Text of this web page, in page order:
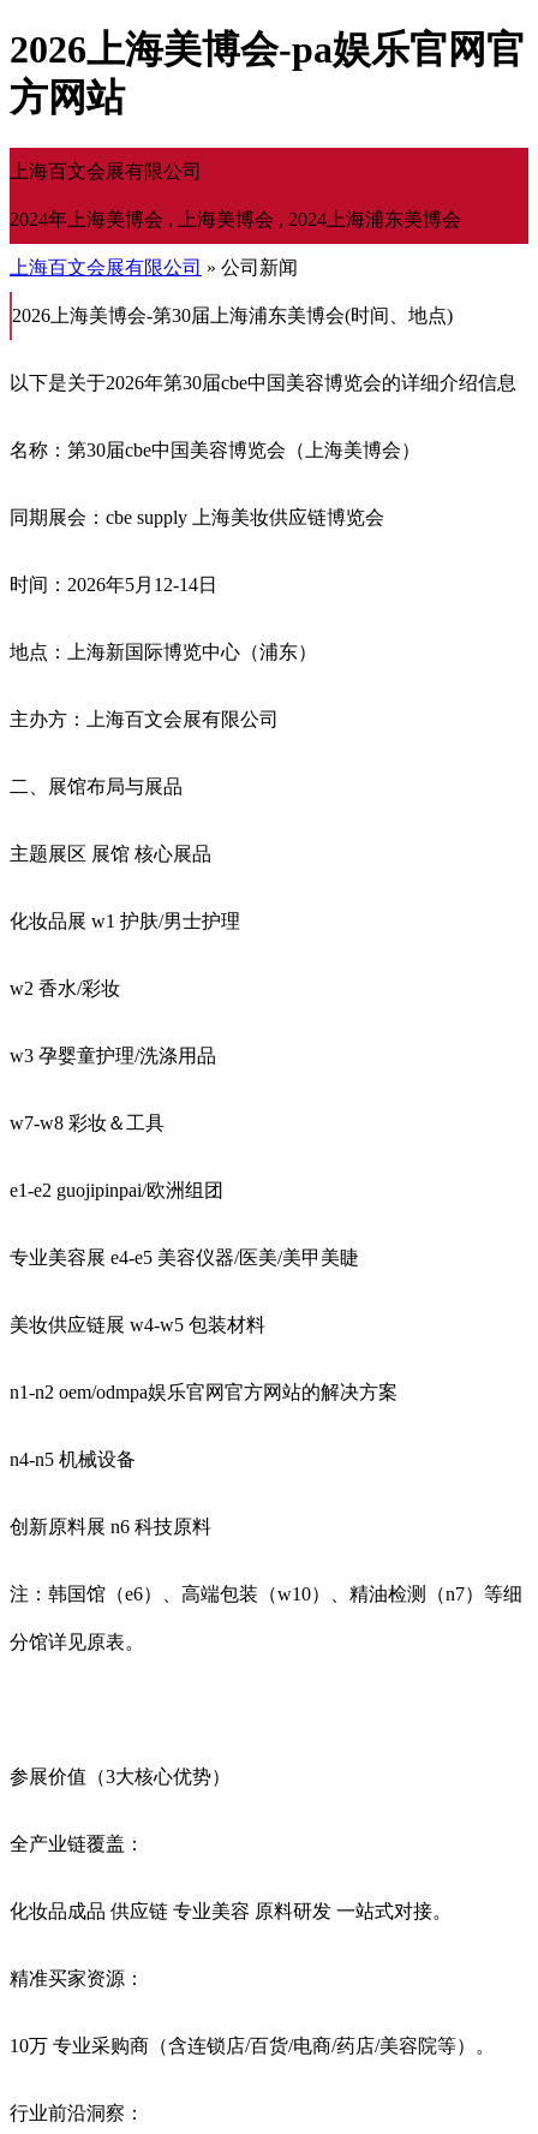
2026上海美博会-pa娱乐官网官
方网站
上海百文会展有限公司
2024年上海美博会 , 上海美博会 , 2024上海浦东美博会
上海百文会展有限公司 » 公司新闻
2026上海美博会-第30届上海浦东美博会(时间、地点)
以下是关于2026年第30届cbe中国美容博览会‌的‌详细介绍信息
‌名称‌：第30届cbe中国美容博览会（上海美博会）
‌同期展会‌：cbe supply 上海美妆供应链博览会
‌时间‌：2026年5月12-14日
‌地点‌：上海新国际博览中心（浦东）
‌主办方‌：上海百文会展有限公司
‌二、展馆布局与展品
‌主题展区‌ ‌展馆‌ ‌核心展品‌
‌化妆品展‌ w1 护肤/男士护理
w2 香水/彩妆
w3 孕婴童护理/洗涤用品
w7-w8 彩妆＆工具
e1-e2 guojipinpai/欧洲组团
‌专业美容展‌ e4-e5 美容仪器/医美/美甲美睫
‌美妆供应链展‌ w4-w5 包装材料
n1-n2 oem/odmpa娱乐官网官方网站的解决方案
n4-n5 机械设备
‌创新原料展‌ n6 科技原料
‌注‌：韩国馆（e6）、高端包装（w10）、精油检测（n7）等细
分馆详见原表。
‌参展价值（3大核心优势）‌
‌全产业链覆盖‌：
化妆品成品 供应链 专业美容 原料研发 ‌一站式对接‌。
‌精准买家资源‌：
10万 专业采购商（含连锁店/百货/电商/药店/美容院等）。
‌行业前沿洞察‌：